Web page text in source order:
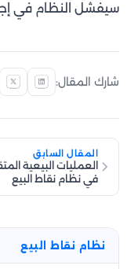
سيفشل النظام في
شارك المقال:
المقال السابق
العمليات البيعية
في نظام نقاط البيع
نظام نقاط البيع